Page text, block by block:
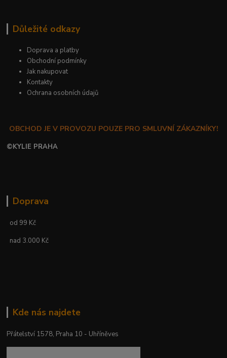
Důležité odkazy
Doprava a platby
Obchodní podmínky
Jak nakupovat
Kontakty
Ochrana osobních údajů
OBCHOD JE V PROVOZU POUZE PRO SMLUVNÍ ZÁKAZNÍKY!
©KYLIE PRAHA
Doprava
od 99 Kč
nad 3.000 Kč
Kde nás najdete
Přátelství 1578, Praha 10 - Uhříněves